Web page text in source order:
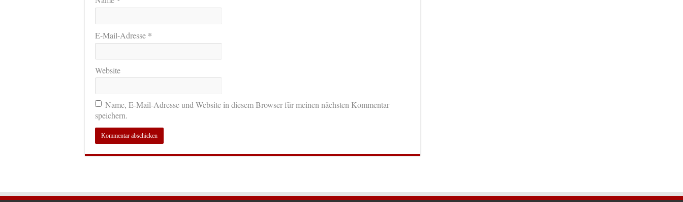
E-Mail-Adresse *
Website
Name, E-Mail-Adresse und Website in diesem Browser für meinen nächsten Kommentar
speichern.